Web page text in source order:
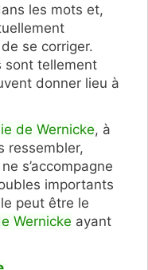
les mots et,
se corriger.
sont tellement
donner lieu à
de Wernicke, à
ressembler,
s’accompagne
importants
peut être le
Wernicke ayant